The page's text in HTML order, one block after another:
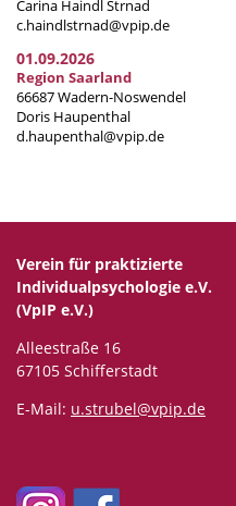
Carina Haindl Strnad
c.haindlstrnad@vpip.de
01.09.2026
Region Saarland
66687 Wadern-Noswendel
Doris Haupenthal
d.haupenthal@vpip.de
Verein für praktizierte
Individualpsychologie e.V.
(VpIP e.V.)
Alleestraße 16
67105 Schifferstadt
E-Mail: u.strubel@vpip.de